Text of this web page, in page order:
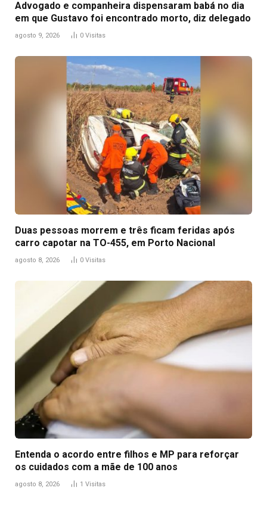
Advogado e companheira dispensaram babá no dia
em que Gustavo foi encontrado morto, diz delegado
agosto 9, 2026 0 Visitas
Duas pessoas morrem e três ficam feridas após
carro capotar na TO-455, em Porto Nacional
agosto 8, 2026 0 Visitas
Entenda o acordo entre filhos e MP para reforçar
os cuidados com a mãe de 100 anos
agosto 8, 2026 1 Visitas